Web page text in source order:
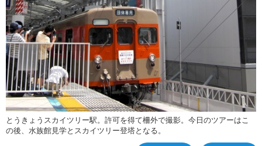
とうきょうスカイツリー駅。許可を得て柵外で撮影。今日のツアーはこ
の後、水族館見学とスカイツリー登塔となる。